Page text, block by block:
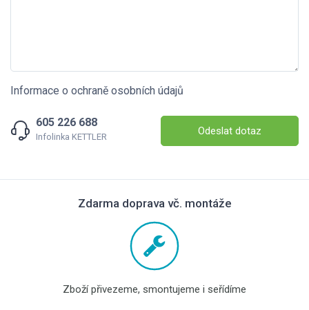
Informace o ochraně osobních údajů
605 226 688
Infolinka KETTLER Odeslat dotaz
Zdarma doprava vč. montáže
Zboží přivezeme, smontujeme i seřídíme